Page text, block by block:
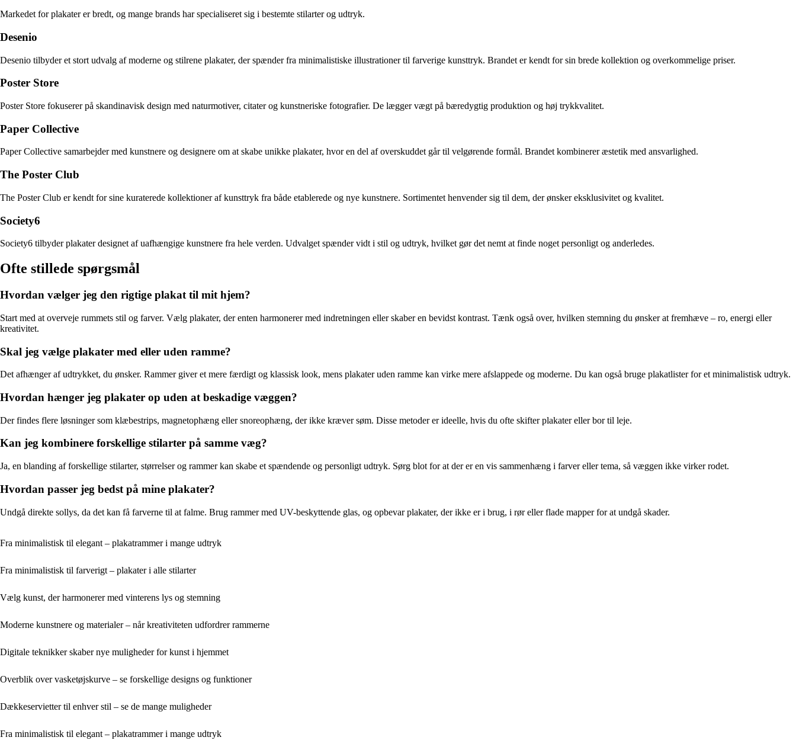
Markedet for plakater er bredt, og mange brands har specialiseret sig i bestemte stilarter og udtryk.
Desenio
Desenio tilbyder et stort udvalg af moderne og stilrene plakater, der spænder fra minimalistiske illustrationer til farverige kunsttryk. Brandet er kendt for sin brede kollektion og overkommelige priser.
Poster Store
Poster Store fokuserer på skandinavisk design med naturmotiver, citater og kunstneriske fotografier. De lægger vægt på bæredygtig produktion og høj trykkvalitet.
Paper Collective
Paper Collective samarbejder med kunstnere og designere om at skabe unikke plakater, hvor en del af overskuddet går til velgørende formål. Brandet kombinerer æstetik med ansvarlighed.
The Poster Club
The Poster Club er kendt for sine kuraterede kollektioner af kunsttryk fra både etablerede og nye kunstnere. Sortimentet henvender sig til dem, der ønsker eksklusivitet og kvalitet.
Society6
Society6 tilbyder plakater designet af uafhængige kunstnere fra hele verden. Udvalget spænder vidt i stil og udtryk, hvilket gør det nemt at finde noget personligt og anderledes.
Ofte stillede spørgsmål
Hvordan vælger jeg den rigtige plakat til mit hjem?
Start med at overveje rummets stil og farver. Vælg plakater, der enten harmonerer med indretningen eller skaber en bevidst kontrast. Tænk også over, hvilken stemning du ønsker at fremhæve – ro, energi eller
kreativitet.
Skal jeg vælge plakater med eller uden ramme?
Det afhænger af udtrykket, du ønsker. Rammer giver et mere færdigt og klassisk look, mens plakater uden ramme kan virke mere afslappede og moderne. Du kan også bruge plakatlister for et minimalistisk udtryk.
Hvordan hænger jeg plakater op uden at beskadige væggen?
Der findes flere løsninger som klæbestrips, magnetophæng eller snoreophæng, der ikke kræver søm. Disse metoder er ideelle, hvis du ofte skifter plakater eller bor til leje.
Kan jeg kombinere forskellige stilarter på samme væg?
Ja, en blanding af forskellige stilarter, størrelser og rammer kan skabe et spændende og personligt udtryk. Sørg blot for at der er en vis sammenhæng i farver eller tema, så væggen ikke virker rodet.
Hvordan passer jeg bedst på mine plakater?
Undgå direkte sollys, da det kan få farverne til at falme. Brug rammer med UV-beskyttende glas, og opbevar plakater, der ikke er i brug, i rør eller flade mapper for at undgå skader.
Fra minimalistisk til elegant – plakatrammer i mange udtryk
Fra minimalistisk til farverigt – plakater i alle stilarter
Vælg kunst, der harmonerer med vinterens lys og stemning
Moderne kunstnere og materialer – når kreativiteten udfordrer rammerne
Digitale teknikker skaber nye muligheder for kunst i hjemmet
Overblik over vasketøjskurve – se forskellige designs og funktioner
Dækkeservietter til enhver stil – se de mange muligheder
Fra minimalistisk til elegant – plakatrammer i mange udtryk